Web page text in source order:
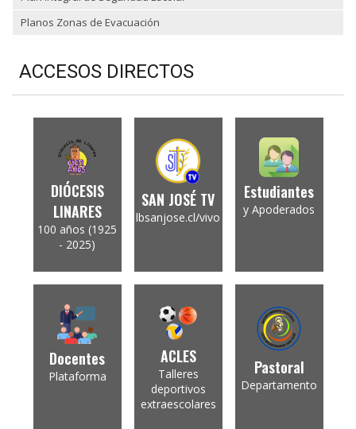
Planos Zonas de Evacuación
ACCESOS DIRECTOS
DIÓCESIS
LINARES
100 años (1925
- 2025)
SAN JOSÉ TV
lbsanjose.cl/vivo
Estudiantes
y Apoderados
Docentes
Plataforma
ACLES
Talleres
deportivos
extraescolares
Pastoral
Departamento